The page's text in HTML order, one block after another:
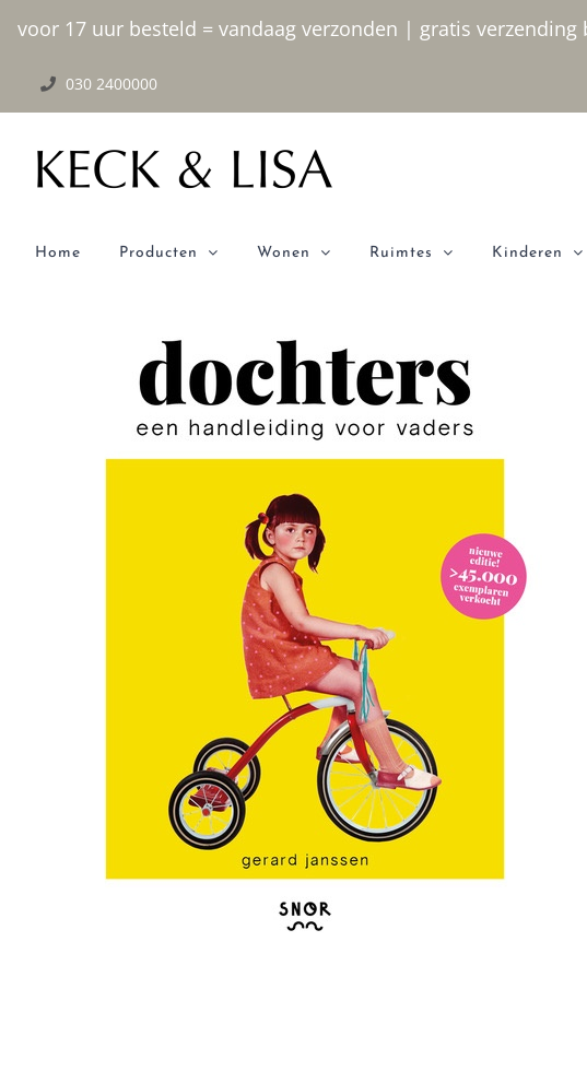
voor 17 uur besteld = vandaag verzonden | gratis
inhoud
030 2400000
Home Producten Wonen Ruimtes Kinderen
5 maanden